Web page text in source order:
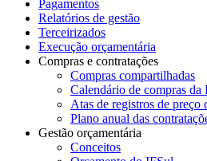
Pagamentos
Relatórios de gestão
Terceirizados
Execução orçamentária
Compras e contratações
Compras compartilhadas
Calendário de compras da
Atas de registros de preço
Plano anual das
Gestão orçamentária
Conceitos